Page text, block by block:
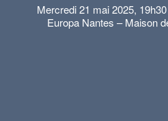
Mercredi 21 mai 2025,
Europa Nantes – Maison